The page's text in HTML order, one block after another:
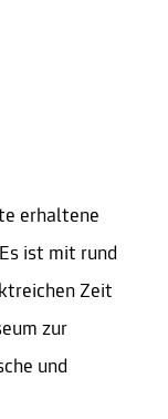
erhaltene
ist mit rund
Zeit
zur
und